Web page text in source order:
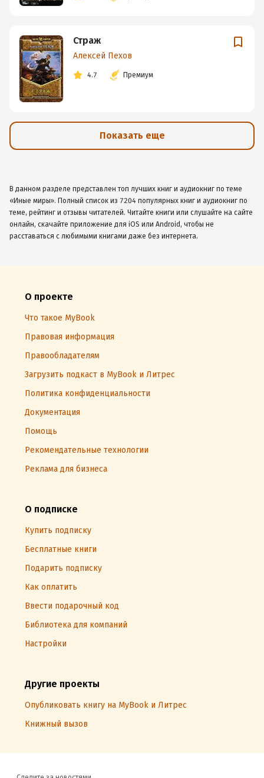
Страж
Алексей Пехов
4.7 Премиум
Показать еще
В данном разделе представлен топ лучших книг и аудиокниг по теме
«Иные миры». Полный список из 7204 популярных книг и аудиокниг по
теме, рейтинг и отзывы читателей. Читайте книги или слушайте на сайте
онлайн, скачайте приложение для iOS или Android, чтобы не
расставаться с любимыми книгами даже без интернета.
О проекте
Что такое MyBook
Правовая информация
Правообладателям
Загрузить подкаст в MyBook и Литрес
Политика конфиденциальности
Документация
Помощь
Рекомендательные технологии
Реклама для бизнеса
О подписке
Купить подписку
Бесплатные книги
Подарить подписку
Как оплатить
Ввести подарочный код
Библиотека для компаний
Настройки
Другие проекты
Опубликовать книгу на MyBook и Литрес
Книжный вызов